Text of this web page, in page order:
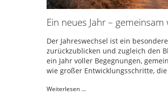
Ein neues Jahr –
Der Jahreswechsel ist ein
zurückzublicken und zugleich den
ein Jahr voller Begegnungen,
wie großer Entwicklungsschritte,
Weiterlesen …